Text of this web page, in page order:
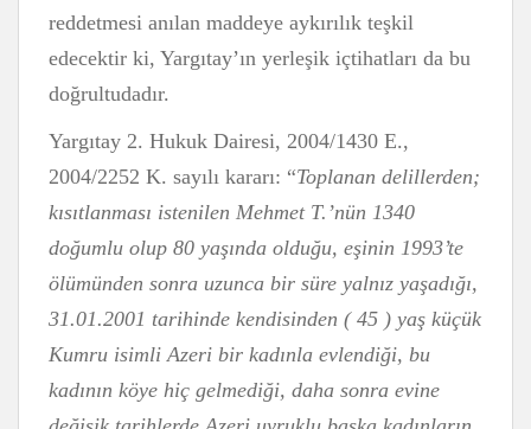
reddetmesi anılan maddeye aykırılık teşkil
edecektir ki, Yargıtay’ın yerleşik içtihatları da bu
doğrultudadır.
Yargıtay 2. Hukuk Dairesi, 2004/1430 E.,
2004/2252 K. sayılı kararı: “Toplanan delillerden;
kısıtlanması istenilen Mehmet T.’nün 1340
doğumlu olup 80 yaşında olduğu, eşinin 1993’te
ölümünden sonra uzunca bir süre yalnız yaşadığı,
31.01.2001 tarihinde kendisinden ( 45 ) yaş küçük
Kumru isimli Azeri bir kadınla evlendiği, bu
kadının köye hiç gelmediği, daha sonra evine